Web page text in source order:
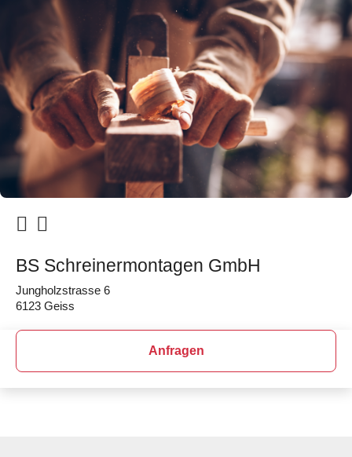
BS Schreinermontagen GmbH
Jungholzstrasse 6
6123 Geiss
Anfragen